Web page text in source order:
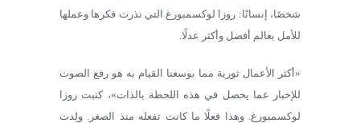
شخصًا، إنسانًا: روزا لوكسمبورغ التي نذرت فكرها وعملها
للأمل بعالم أفضل وأكثر عدلًا.
«أكثر الأعمال ثورية مما بوسعنا القيام به هو رفع الصوت
للإخبار عما يحصل في هذه اللحظة بالذات»، كتبت روزا
لوكسمبورغ. وهذا فعلًا ما كانت تفعله منذ الصغر. ولِدت